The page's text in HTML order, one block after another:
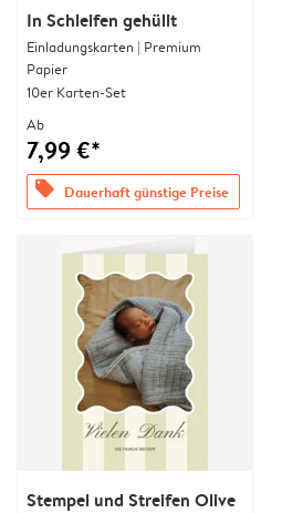
In Schleifen gehüllt
Einladungskarten | Premium
Papier
10er Karten-Set
Ab
7,99 €*
offers Dauerhaft günstige Preise
Stempel und Streifen Olive